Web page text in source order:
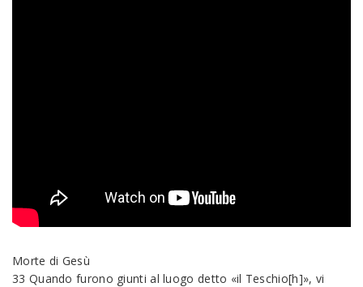
Morte di Gesù
33 Quando furono giunti al luogo detto «il Teschio[h]», vi